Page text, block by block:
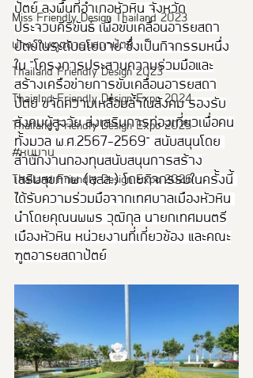
Miss Friendly Design Thailand 2023
นางงามฑูตอารยสถาปัตย์
Thailand Friendly Design 2023
Thaialnd Friendly Design Expo 2024
Thailand Friendly Design Expo 2025
#หนุมาน
Thailand Friendly Design Expo 2026
ปัตย์ ลงพื้นที่อำเภอหัวหิน จังหวัด
ประจวบคีรีขันธ์ เพื่อขับเคลื่อนอารยสถา
ปัตย์ในระดับนโยบาย ซึ่งเป็นกิจกรรมหนึ่ง
ใน "โครงการประสานความร่วมมือและ
สร้างเครือข่ายการขับเคลื่อนอารยสถา
ปัตย์ ขจัดความเหลื่อมล้ำในสังคม รองรับ
สังคมผู้สูงวัย ส่งเสริมการท่องเที่ยวเพื่อคน
ทั้งมวล พ.ศ.2567-2569" สนับสนุนโดย
สำนักงานกองทุนสนับสนุนการสร้าง
เสริมสุขภาพ (สสส.) โดยกิจกรรมในครั้งนี้
ได้รับความร่วมมือจากเทศบาลเมืองหัวหิน
นำโดยคุณนพพร วุฒิกุล นายกเทศมนตรี
เมืองหัวหิน หน่วยงานที่เกี่ยวข้อง และคณะ
ฑูตอารยสถาปัตย์